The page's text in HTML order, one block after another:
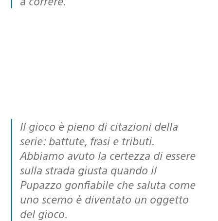
Il gioco è pieno di citazioni della
serie: battute, frasi e tributi.
Abbiamo avuto la certezza di essere
sulla strada giusta quando il
Pupazzo gonfiabile che saluta come
uno scemo è diventato un oggetto
del gioco.